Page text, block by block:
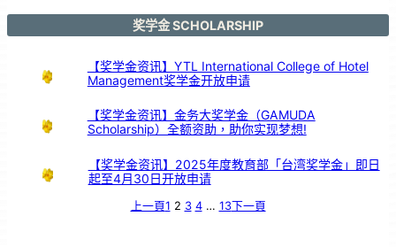
1
1
年
奖学金 SCHOLARSHIP
【奖学金资讯】YTL International College of Hotel
Management奖学金开放申请
【奖学金资讯】金务大奖学金（GAMUDA
Scholarship）全额资助，助你实现梦想!
【奖学金资讯】2025年度教育部「台湾奖学金」即日
起至4月30日开放申请
上一頁1 2 3 4 … 13下一頁